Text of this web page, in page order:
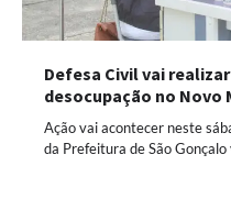
Defesa Civil vai
desocupação no Novo
Ação vai acontecer neste
da Prefeitura de São